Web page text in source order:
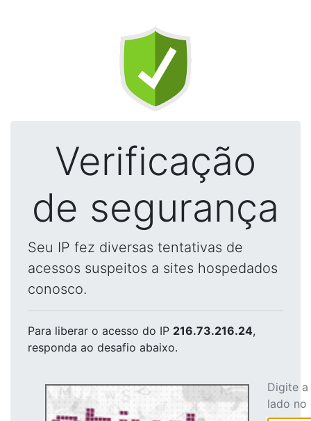
Verificação
de segurança
Seu IP fez diversas tentativas de
acessos suspeitos a sites hospedados
conosco.
Para liberar o acesso do IP 216.73.216.24,
responda ao desafio abaixo.
Digite
lado no